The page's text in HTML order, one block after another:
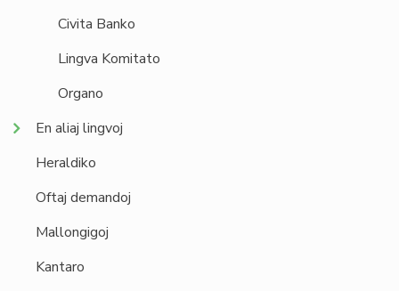
Civita Banko
Lingva Komitato
Organo
En aliaj lingvoj
Heraldiko
Oftaj demandoj
Mallongigoj
Kantaro